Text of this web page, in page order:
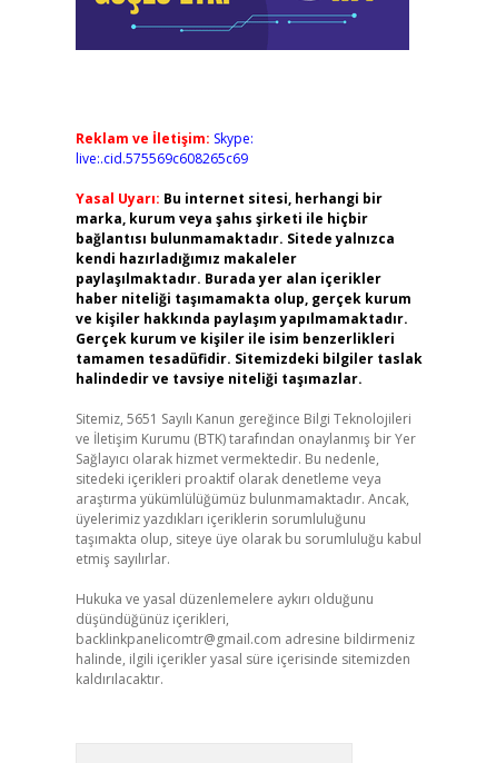
Reklam ve İletişim: Skype:
live:.cid.575569c608265c69
Yasal Uyarı: Bu internet sitesi, herhangi bir
marka, kurum veya şahıs şirketi ile hiçbir
bağlantısı bulunmamaktadır. Sitede yalnızca
kendi hazırladığımız makaleler
paylaşılmaktadır. Burada yer alan içerikler
haber niteliği taşımamakta olup, gerçek kurum
ve kişiler hakkında paylaşım yapılmamaktadır.
Gerçek kurum ve kişiler ile isim benzerlikleri
tamamen tesadüfidir. Sitemizdeki bilgiler taslak
halindedir ve tavsiye niteliği taşımazlar.
Sitemiz, 5651 Sayılı Kanun gereğince Bilgi Teknolojileri
ve İletişim Kurumu (BTK) tarafından onaylanmış bir Yer
Sağlayıcı olarak hizmet vermektedir. Bu nedenle,
sitedeki içerikleri proaktif olarak denetleme veya
araştırma yükümlülüğümüz bulunmamaktadır. Ancak,
üyelerimiz yazdıkları içeriklerin sorumluluğunu
taşımakta olup, siteye üye olarak bu sorumluluğu kabul
etmiş sayılırlar.
Hukuka ve yasal düzenlemelere aykırı olduğunu
düşündüğünüz içerikleri,
backlinkpanelicomtr@gmail.com adresine bildirmeniz
halinde, ilgili içerikler yasal süre içerisinde sitemizden
kaldırılacaktır.